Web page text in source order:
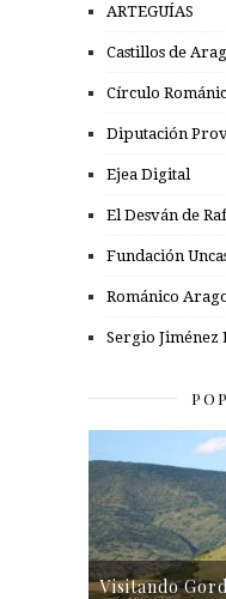
ARTEGUÍAS
Castillos de
Círculo
Diputación
Ejea Digital
El Desván de
Fundación
Románico
Sergio Jiménez
Visitando